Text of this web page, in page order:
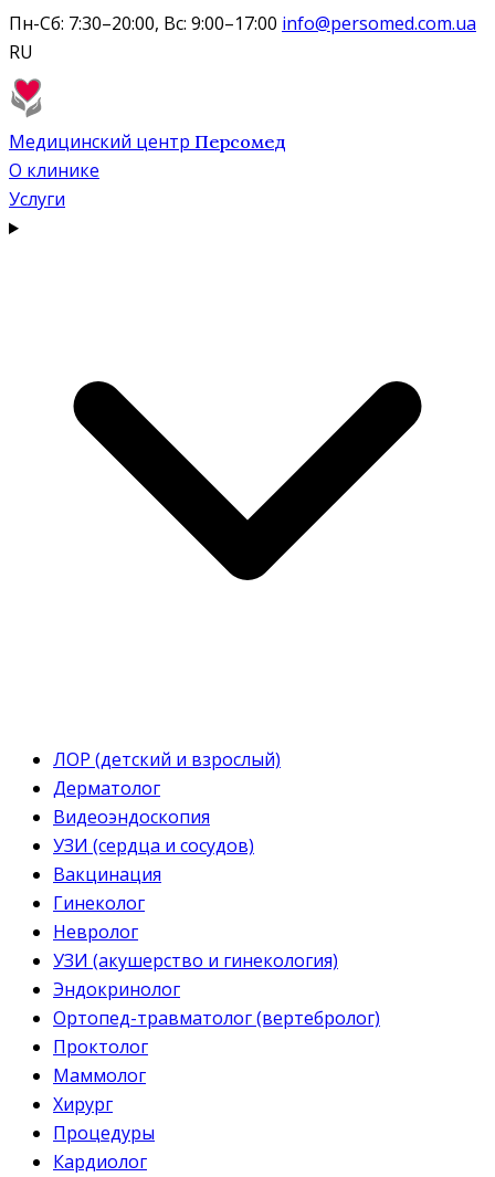
Пн-Сб: 7:30–20:00, Вс: 9:00–17:00 info@persomed.com.ua
RU
Медицинский центр Персомед
О клинике
Услуги
ЛОР (детский и взрослый)
Дерматолог
Видеоэндоскопия
УЗИ (сердца и сосудов)
Вакцинация
Гинеколог
Невролог
УЗИ (акушерство и гинекология)
Эндокринолог
Ортопед-травматолог (вертебролог)
Проктолог
Маммолог
Хирург
Процедуры
Кардиолог